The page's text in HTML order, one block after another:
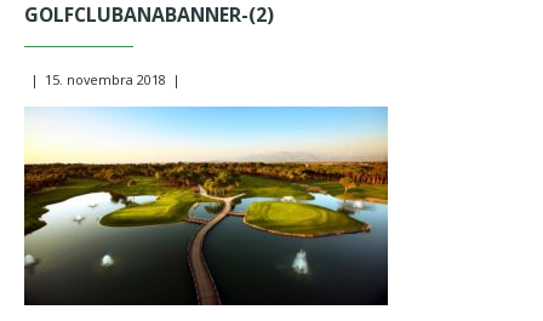
GOLFCLUBANABANNER-(2)
| 15. novembra 2018 |